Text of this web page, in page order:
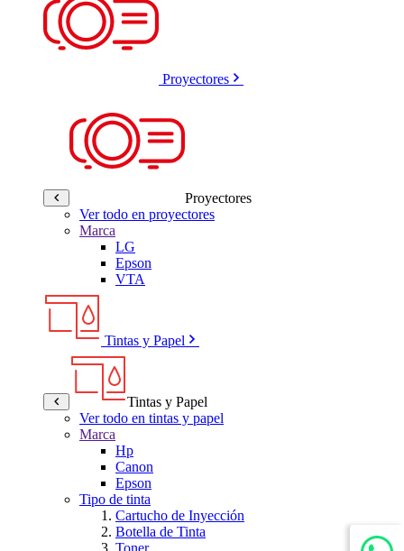
Proyectores
Proyectores
Ver todo en proyectores
Marca
LG
Epson
VTA
Tintas y Papel
Tintas y Papel
Ver todo en tintas y papel
Marca
Hp
Canon
Epson
Tipo de tinta
Cartucho de Inyección
Botella de Tinta
Toner